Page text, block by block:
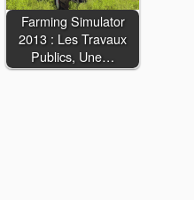
Farming Simulator
2013 : Les Travaux
Publics, Une…